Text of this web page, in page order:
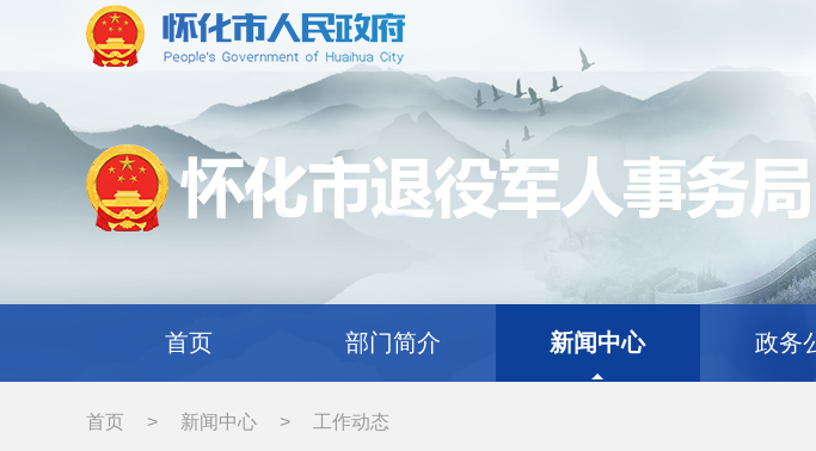
首页 部门简介 新闻中心 政务
首页 > 新闻中心 > 工作动态